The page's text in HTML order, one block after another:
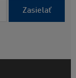
Zasielať